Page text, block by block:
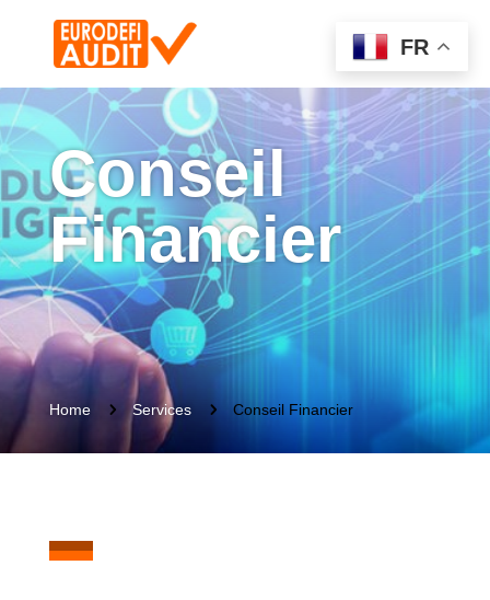
Conseil
Financier
Home 5 Services 5 Conseil Financier
FR